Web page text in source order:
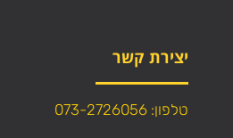
יצירת קשר
טלפון: 073-2726056